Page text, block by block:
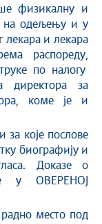
физикалну и
на одељењу и у
лекара и лекара
распореду,
по налогу
директора за
коме је и
за које послове
биографију и
Доказе о
у ОВЕРЕНОЈ
место под